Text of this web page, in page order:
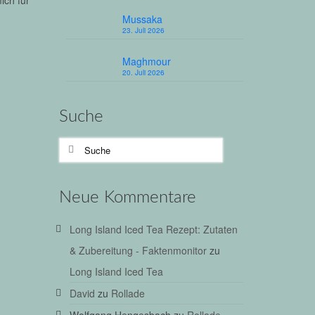
Mussaka
23. Juli 2026
Maghmour
20. Juli 2026
Suche
Suche
nach:
Neue Kommentare
Long Island Iced Tea Rezept: Zutaten
& Zubereitung - Faktenmonitorzu
Long Island Iced Tea
David zu Rollade